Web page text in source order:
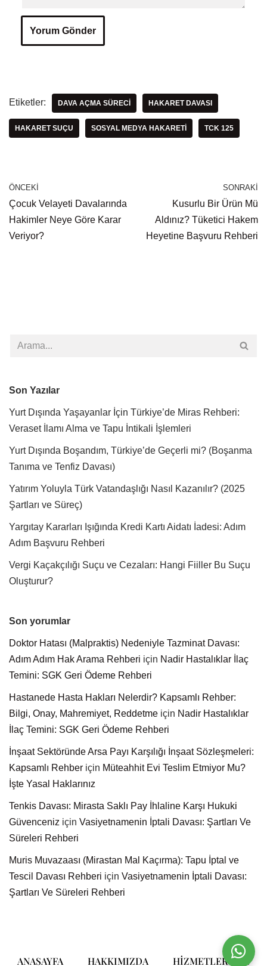
Etiketler: DAVA AÇMA SÜRECI HAKARET DAVASI
HAKARET SUÇU SOSYAL MEDYA HAKARETI TCK 125
ÖNCEKI
Çocuk Velayeti Davalarında
Hakimler Neye Göre Karar
Veriyor?
SONRAKI
Kusurlu Bir Ürün Mü
Aldınız? Tüketici Hakem
Heyetine Başvuru Rehberi
Son Yazılar
Yurt Dışında Yaşayanlar İçin Türkiye’de Miras Rehberi:
Veraset İlamı Alma ve Tapu İntikali İşlemleri
Yurt Dışında Boşandım, Türkiye’de Geçerli mi? (Boşanma
Tanıma ve Tenfiz Davası)
Yatırım Yoluyla Türk Vatandaşlığı Nasıl Kazanılır? (2025
Şartları ve Süreç)
Yargıtay Kararları Işığında Kredi Kartı Aidatı İadesi: Adım
Adım Başvuru Rehberi
Vergi Kaçakçılığı Suçu ve Cezaları: Hangi Fiiller Bu Suçu
Oluşturur?
Son yorumlar
Doktor Hatası (Malpraktis) Nedeniyle Tazminat Davası:
Adım Adım Hak Arama Rehberi için Nadir Hastalıklar İlaç
Temini: SGK Geri Ödeme Rehberi
Hastanede Hasta Hakları Nelerdir? Kapsamlı Rehber:
Bilgi, Onay, Mahremiyet, Reddetme için Nadir Hastalıklar
İlaç Temini: SGK Geri Ödeme Rehberi
İnşaat Sektöründe Arsa Payı Karşılığı İnşaat Sözleşmeleri:
Kapsamlı Rehber için Müteahhit Evi Teslim Etmiyor Mu?
İşte Yasal Haklarınız
Tenkis Davası: Mirasta Saklı Pay İhlaline Karşı Hukuki
Güvenceniz için Vasiyetnamenin İptali Davası: Şartları Ve
Süreleri Rehberi
Muris Muvazaası (Mirastan Mal Kaçırma): Tapu İptal ve
Tescil Davası Rehberi için Vasiyetnamenin İptali Davası:
Şartları Ve Süreleri Rehberi
ANASAYFA HAKKIMIZDA HIZMETLERIMIZ